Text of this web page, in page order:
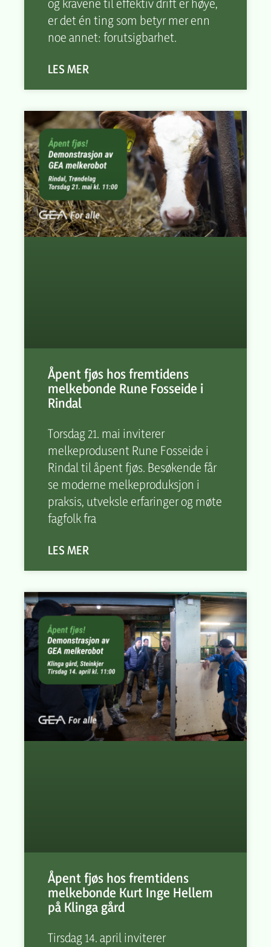
og kravene til effektiv drift er høye,
er det én ting som betyr mer enn
noe annet: forutsigbarhet.
LES MER
Åpent fjøs hos fremtidens
melkebonde Rune Fosseide i
Rindal
Torsdag 21. mai inviterer
melkeprodusent Rune Fosseide i
Rindal til åpent fjøs. Besøkende får
se moderne melkeproduksjon i
praksis, utveksle erfaringer og møte
fagfolk fra
LES MER
Åpent fjøs hos fremtidens
melkebonde Kurt Inge Hellem
på Klinga gård
Tirsdag 14. april inviterer